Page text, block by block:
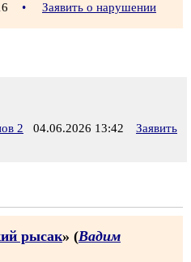
• Заявить о нарушении
2 04.06.2026 13:42
Заявить
рысак» (Вадим